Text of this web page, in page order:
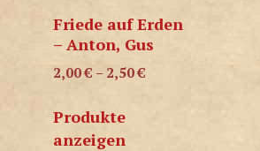
Friede auf Erden
– Anton, Gus
2,00€ – 2,50€
Produkte
anzeigen